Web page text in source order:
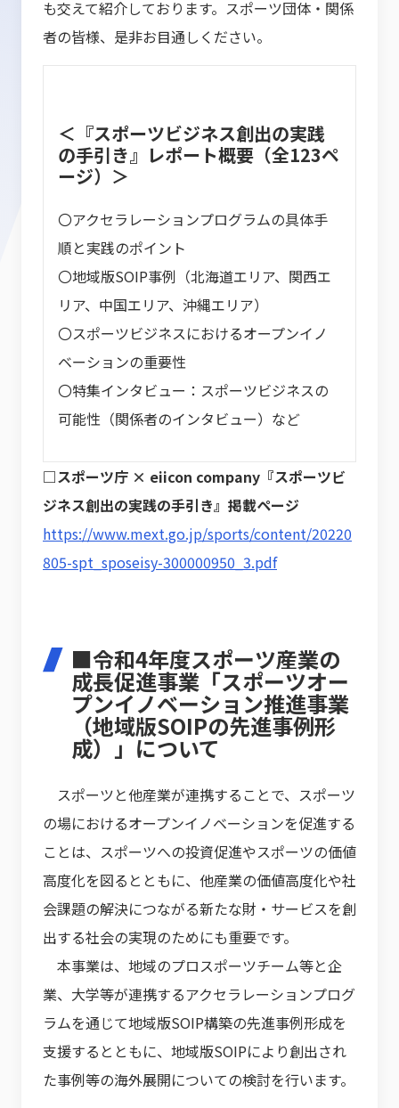
も交えて紹介しております。スポーツ団体・関係
者の皆様、是非お目通しください。
＜『スポーツビジネス創出の実践
の手引き』レポート概要（全123ペ
ージ）＞
〇アクセラレーションプログラムの具体手
順と実践のポイント
〇地域版SOIP事例（北海道エリア、関西エ
リア、中国エリア、沖縄エリア）
〇スポーツビジネスにおけるオープンイノ
ベーションの重要性
〇特集インタビュー：スポーツビジネスの
可能性（関係者のインタビュー）など
□スポーツ庁 × eiicon company『スポーツビ
ジネス創出の実践の手引き』掲載ページ
https://www.mext.go.jp/sports/content/20220
805-spt_sposeisy-300000950_3.pdf
■令和4年度スポーツ産業の
成長促進事業「スポーツオー
プンイノベーション推進事業
（地域版SOIPの先進事例形
成）」について
スポーツと他産業が連携することで、スポーツ
の場におけるオープンイノベーションを促進する
ことは、スポーツへの投資促進やスポーツの価値
高度化を図るとともに、他産業の価値高度化や社
会課題の解決につながる新たな財・サービスを創
出する社会の実現のためにも重要です。
本事業は、地域のプロスポーツチーム等と企
業、大学等が連携するアクセラレーションプログ
ラムを通じて地域版SOIP構築の先進事例形成を
支援するとともに、地域版SOIPにより創出され
た事例等の海外展開についての検討を行います。